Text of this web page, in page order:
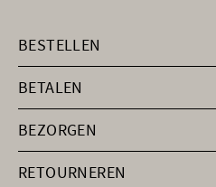
BESTELLEN
BETALEN
BEZORGEN
RETOURNEREN